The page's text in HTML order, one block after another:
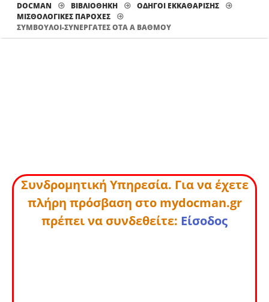
DOCMAN ΒΙΒΛΙΟΘΗΚΗ
ΟΔΗΓΟΙ ΕΚΚΑΘΑΡΙΣΗΣ
ΜΙΣΘΟΛΟΓΙΚΈΣ ΠΑΡΟΧΈΣ
ΣΥΜΒΟΥΛΟΙ-ΣΥΝΕΡΓΑΤΕΣ ΟΤΑ Α ΒΑΘΜΟΥ
Συνδρομητική Υπηρεσία. Για να έχετε
πλήρη πρόσβαση στο mydocman.gr
πρέπει να συνδεθείτε: Είσοδος